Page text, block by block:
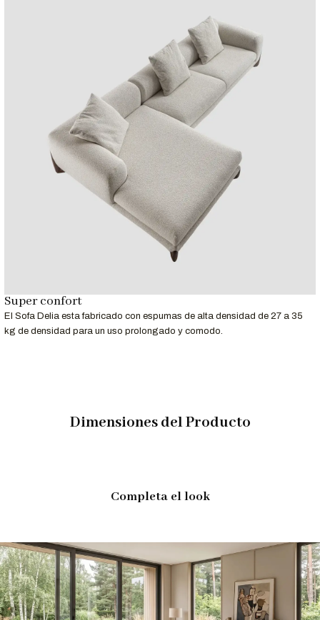
Super confort
El Sofa Delia esta fabricado con espumas de alta densidad de 27 a 35
kg de densidad para un uso prolongado y comodo.
Dimensiones del Producto
Completa el look